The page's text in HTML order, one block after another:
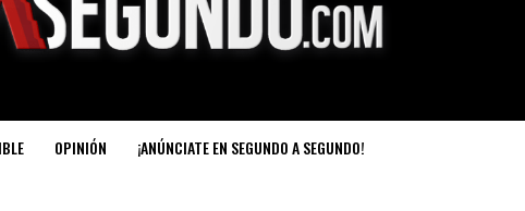
OPINIÓN ¡ANÚNCIATE EN SEGUNDO A SEGUNDO!